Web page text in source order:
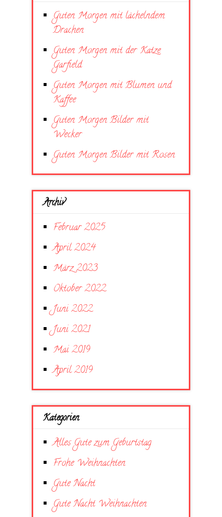
Guten Morgen mit lächelndem
Drachen
Guten Morgen mit der Katze
Garfield
Guten Morgen mit Blumen und
Kaffee
Guten Morgen Bilder mit
Wecker
Guten Morgen Bilder mit Rosen
Archiv
Februar 2025
April 2024
März 2023
Oktober 2022
Juni 2022
Juni 2021
Mai 2019
April 2019
Kategorien
Alles Gute zum Geburtstag
Frohe Weihnachten
Gute Nacht
Gute Nacht Weihnachten